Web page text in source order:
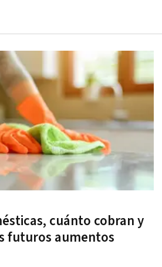
cuánto cobran y
futuros aumentos